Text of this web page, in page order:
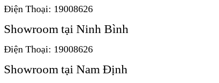
Điện Thoại: 19008626
Showroom tại Ninh Bình
Điện Thoại: 19008626
Showroom tại Nam Định